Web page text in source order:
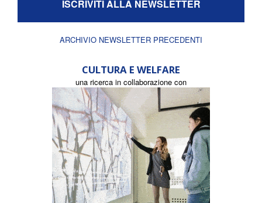
ISCRIVITI ALLA NEWSLETTER
ARCHIVIO NEWSLETTER PRECEDENTI
CULTURA E WELFARE
una ricerca in collaborazione con